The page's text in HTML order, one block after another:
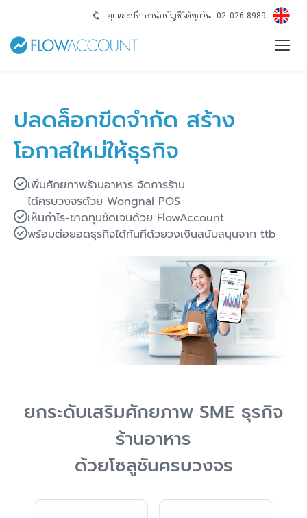
คุยและปรึกษานักบัญชีได้ทุกวัน: 02-026-8989
ปลดล็อกขีดจำกัด สร้าง
โอกาสใหม่ให้ธุรกิจ
เพิ่มศักยภาพร้านอาหาร จัดการร้าน
ได้ครบวงจรด้วย Wongnai POS
เห็นกำไร-ขาดทุนชัดเจนด้วย FlowAccount
พร้อมต่อยอดธุรกิจได้ทันทีด้วยวงเงินสนับสนุนจาก ttb
ยกระดับเสริมศักยภาพ SME ธุรกิจ
ร้านอาหาร
ด้วยโซลูชันครบวงจร